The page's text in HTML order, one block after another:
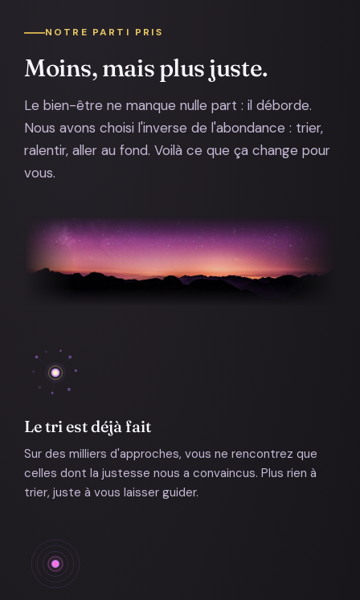
NOTRE PARTI PRIS
Moins, mais plus juste.
Le bien-être ne manque nulle part : il déborde.
Nous avons choisi l'inverse de l'abondance : trier,
ralentir, aller au fond. Voilà ce que ça change pour
vous.
Le tri est déjà fait
Sur des milliers d'approches, vous ne rencontrez que
celles dont la justesse nous a convaincus. Plus rien à
trier, juste à vous laisser guider.